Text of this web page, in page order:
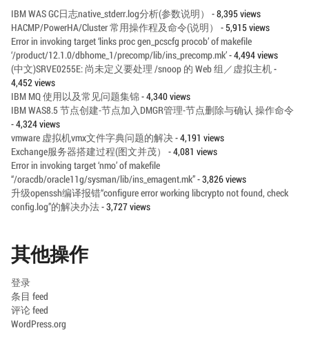
IBM WAS GC日志native_stderr.log分析(参数说明）
- 8,395 views
HACMP/PowerHA/Cluster 常用操作程及命令(说明）
- 5,915 views
Error in invoking target ‘links proc gen_pcscfg procob’ of makefile
‘/product/12.1.0/dbhome_1/precomp/lib/ins_precomp.mk’- 4,494 views
(中文)SRVE0255E: 尚未定义要处理 /snoop 的 Web 组／虚拟主机-
4,452 views
IBM MQ 使用以及常见问题集锦- 4,340 views
IBM WAS8.5 节点创建-节点加入DMGR管理-节点删除与确认 操作命令
- 4,324 views
vmware 虚拟机vmx文件字典问题的解决- 4,191 views
Exchange服务器搭建过程(图文并茂）
- 4,081 views
Error in invoking target ‘nmo’ of makefile
“/oracdb/oracle11g/sysman/lib/ins_emagent.mk”- 3,826 views
升级openssh编译报错“configure error working libcrypto not found, check
config.log”的解决办法- 3,727 views
其他操作
登录
条目 feed
评论 feed
WordPress.org